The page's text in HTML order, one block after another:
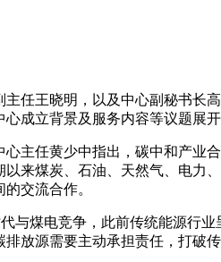
任王晓明，以及中心副秘书长
成立背景及服务内容等议题展开
主任黄少中指出，碳中和产业
来煤炭、石油、天然气、电力
交流合作。
与煤电竞争，此前传统能源行
放源需要主动承担责任，打破